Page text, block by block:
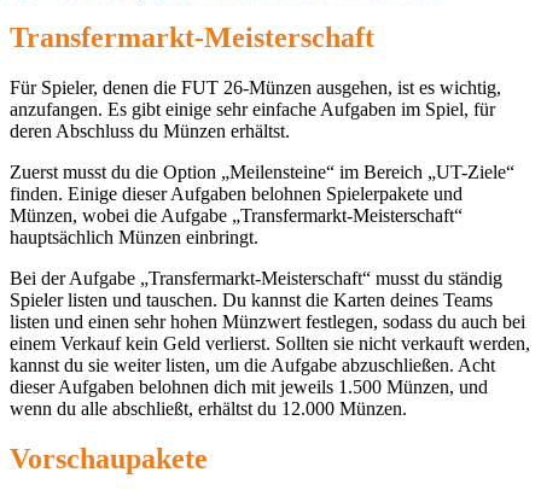
Transfermarkt-Meisterschaft
Für Spieler, denen die FUT 26-Münzen ausgehen, ist es wichtig,
anzufangen. Es gibt einige sehr einfache Aufgaben im Spiel, für
deren Abschluss du Münzen erhältst.
Zuerst musst du die Option „Meilensteine“ im Bereich „UT-Ziele“
finden. Einige dieser Aufgaben belohnen Spielerpakete und
Münzen, wobei die Aufgabe „Transfermarkt-Meisterschaft“
hauptsächlich Münzen einbringt.
Bei der Aufgabe „Transfermarkt-Meisterschaft“ musst du ständig
Spieler listen und tauschen. Du kannst die Karten deines Teams
listen und einen sehr hohen Münzwert festlegen, sodass du auch bei
einem Verkauf kein Geld verlierst. Sollten sie nicht verkauft werden,
kannst du sie weiter listen, um die Aufgabe abzuschließen. Acht
dieser Aufgaben belohnen dich mit jeweils 1.500 Münzen, und
wenn du alle abschließt, erhältst du 12.000 Münzen.
Vorschaupakete